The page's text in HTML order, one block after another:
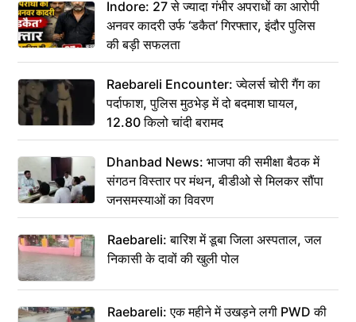
Indore: 27 से ज्यादा गंभीर अपराधों का आरोपी
अनवर कादरी उर्फ ‘डकैत’ गिरफ्तार, इंदौर पुलिस
की बड़ी सफलता
Raebareli Encounter: ज्वेलर्स चोरी गैंग का
पर्दाफाश, पुलिस मुठभेड़ में दो बदमाश घायल,
12.80 किलो चांदी बरामद
Dhanbad News: भाजपा की समीक्षा बैठक में
संगठन विस्तार पर मंथन, बीडीओ से मिलकर सौंपा
जनसमस्याओं का विवरण
Raebareli: बारिश में डूबा जिला अस्पताल, जल
निकासी के दावों की खुली पोल
Raebareli: एक महीने में उखड़ने लगी PWD की